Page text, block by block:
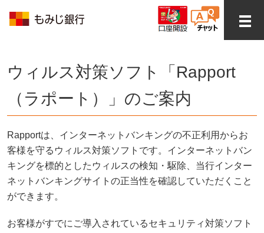
ウィルス対策ソフト「Rapport
（ラポート）」のご案内
Rapportは、インターネットバンキングの不正利用からお
客様を守るウィルス対策ソフトです。インターネットバン
キングを標的としたウィルスの検知・駆除、当行インター
ネットバンキングサイトの正当性を確認していただくこと
ができます。
お客様がすでにご導入されているセキュリティ対策ソフト